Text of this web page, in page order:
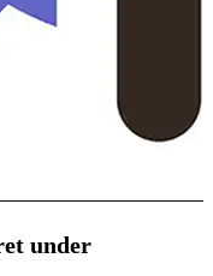
under